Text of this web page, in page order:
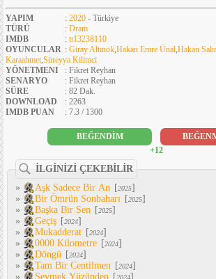
YAPIM : 2020 - Türkiye
TÜRÜ
: Dram
IMDB
: tt13238110
OYUNCULAR : Giray Altınok,Hakan Emre Ünal,Hakan
Karaahmet,Süreyya Kilimci
YÖNETMENI
: Fikret Reyhan
SENARYO
: Fikret Reyhan
SÜRE
: 82 Dak.
DOWNLOAD
: 2263
IMDB PUAN
: 7.3 / 1300
BEĞENDİM
+12
İLGİNİZİ ÇEKEBİLİR
»
Aşk Sadece Bir An [2025]
»
Bir Ömrün Sonbaharı [2025]
»
Başka Bir Sen [2025]
»
Geçiş [2024]
»
Mukadderat [2024]
»
0000 Kilometre [2024]
»
Döngü [2024]
»
Tam Bir Centilmen [2024]
»
Sevmek Yüzünden [2024]